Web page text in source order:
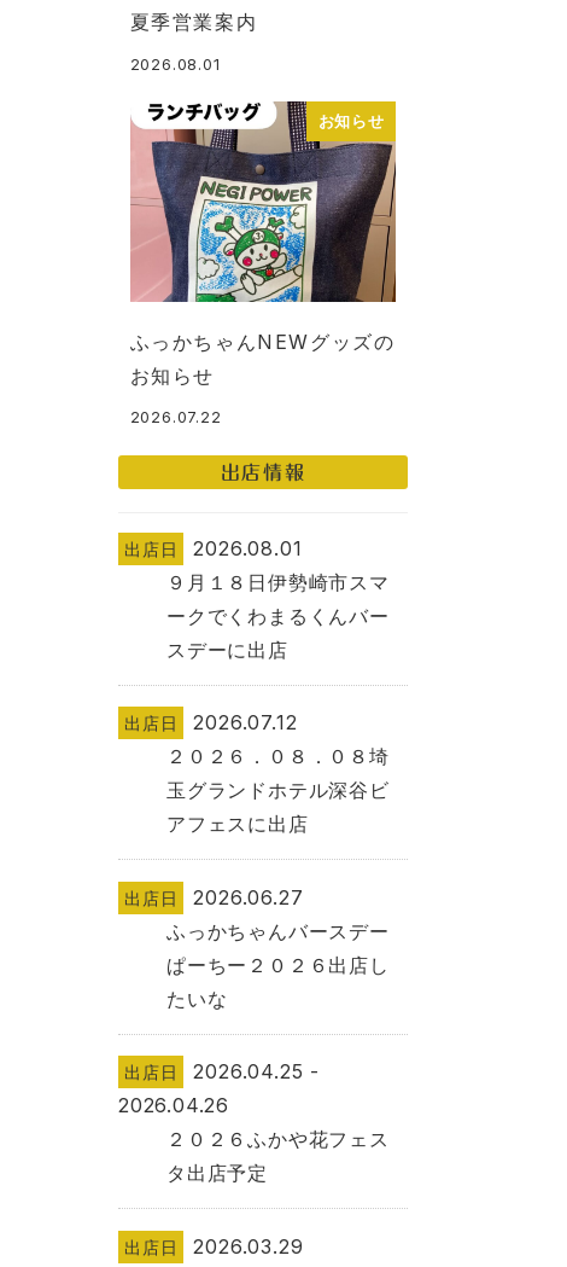
夏季営業案内
投稿日
2026.08.01
お知らせ
ふっかちゃんNEWグッズの
お知らせ
2026.07.22
出店情報
出店日
2026.08.01
９月１８日伊勢崎市スマ
ークでくわまるくんバー
スデーに出店
出店日
2026.07.12
２０２６．０８．０８埼
玉グランドホテル深谷ビ
アフェスに出店
出店日
2026.06.27
ふっかちゃんバースデー
ぱーちー２０２６出店し
たいな
出店日
2026.04.25 -
2026.04.26
２０２６ふかや花フェス
タ出店予定
出店日
2026.03.29